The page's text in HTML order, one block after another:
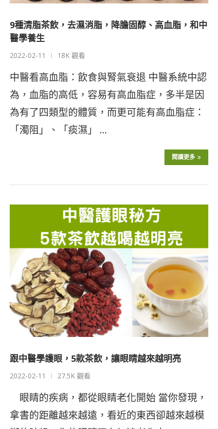
9種清脂茶飲，去濕消脂，降膽固醇、高血脂，和中
醫學養生
2022-02-11 18K 觀看
中醫看高血脂：飲食與腎氣衰退 中醫系統中認
為，血脂的高低，容易有高血脂症，多半是因
為有了四類型的體質，而更可能有高血脂症：
「濁阻」、「痰濕」 …
閱讀更多
跟中醫學護眼，5款茶飲，讓眼睛越來越明亮
2022-02-11 27.5K 觀看
眼睛的疾病，都從眼睛老化開始 當你發現，
拿書的距離越來越遠，看近的東西卻越來越模